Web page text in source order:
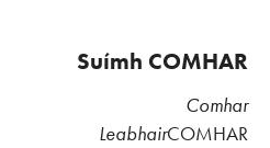
Suímh COMHAR
Comhar
LeabhairCOMHAR